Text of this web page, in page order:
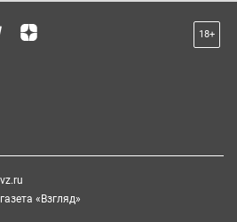
18+
«Взгляд»